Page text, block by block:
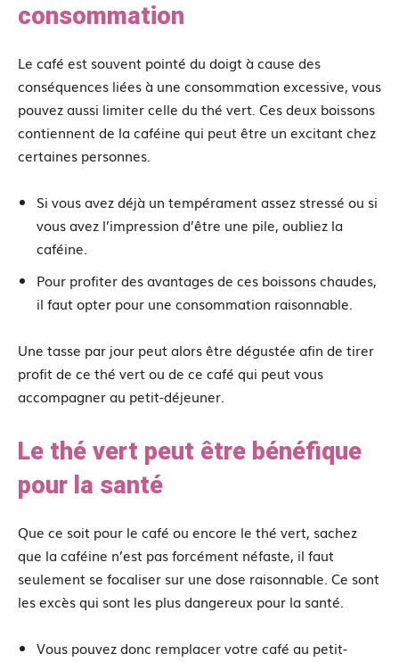
consommation
Le café est souvent pointé du doigt à cause des
conséquences liées à une consommation excessive, vous
pouvez aussi limiter celle du thé vert. Ces deux boissons
contiennent de la caféine qui peut être un excitant chez
certaines personnes.
Si vous avez déjà un tempérament assez stressé ou si
vous avez l’impression d’être une pile, oubliez la
caféine.
Pour profiter des avantages de ces boissons chaudes,
il faut opter pour une consommation raisonnable.
Une tasse par jour peut alors être dégustée afin de tirer
profit de ce thé vert ou de ce café qui peut vous
accompagner au petit-déjeuner.
Le thé vert peut être bénéfique
pour la santé
Que ce soit pour le café ou encore le thé vert, sachez
que la caféine n’est pas forcément néfaste, il faut
seulement se focaliser sur une dose raisonnable. Ce sont
les excès qui sont les plus dangereux pour la santé.
Vous pouvez donc remplacer votre café au petit-